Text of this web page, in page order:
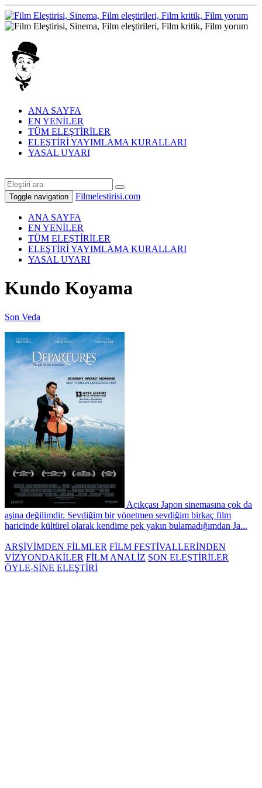
ANA SAYFA
EN YENİLER
TÜM ELEŞTİRİLER
ELEŞTİRİ YAYIMLAMA KURALLARI
YASAL UYARI
Toggle navigation Filmelestirisi.com
ANA SAYFA
EN YENİLER
TÜM ELEŞTİRİLER
ELEŞTİRİ YAYIMLAMA KURALLARI
YASAL UYARI
Kundo Koyama
Son Veda
Açıkçası Japon sinemasına çok da
aşina değilimdir. Sevdiğim bir yönetmen sevdiğim birkaç film
haricinde kültürel olarak kendime pek yakın bulamadığımdan Ja...
ARŞİVİMDEN FİLMLER FİLM FESTİVALLERİNDEN
VİZYONDAKİLER FİLM ANALİZ SON ELEŞTİRİLER
ÖYLE-SİNE ELEŞTİRİ